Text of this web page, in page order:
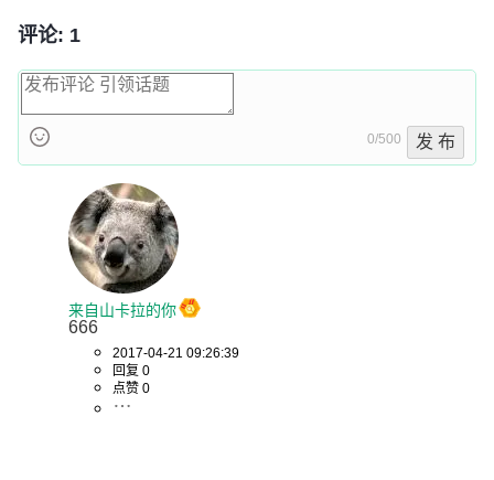
评论: 1
0/500 发 布
来自山卡拉的你
666
2017-04-21 09:26:39
回复 0
点赞 0